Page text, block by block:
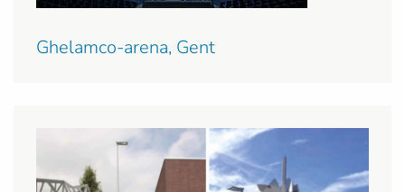
Ghelamco-arena, Gent